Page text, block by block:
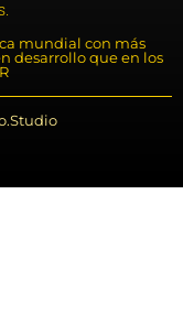
mundial con más
desarrollo que en los